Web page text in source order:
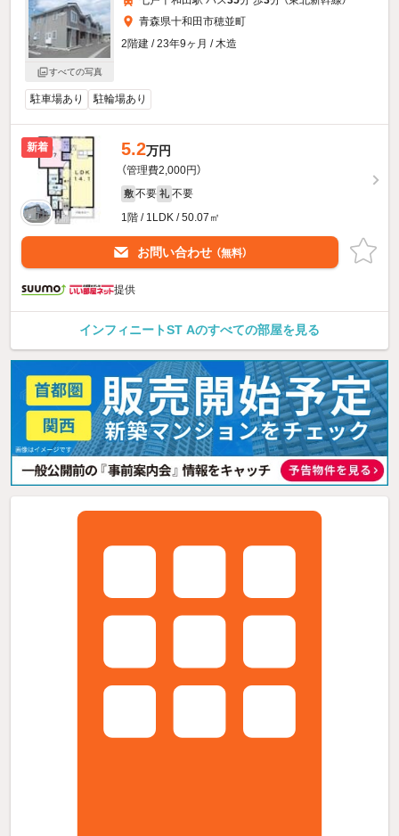
すべての写真
青森県十和田市穂並町
2階建 / 23年9ヶ月 / 木造
駐車場あり 駐輪場あり
新着 5.2万円
（管理費2,000円）
敷 不要 礼 不要
1階 / 1LDK / 50.07㎡
お問い合わせ （無料）
提供
インフィニートST Aのすべての部屋を見る